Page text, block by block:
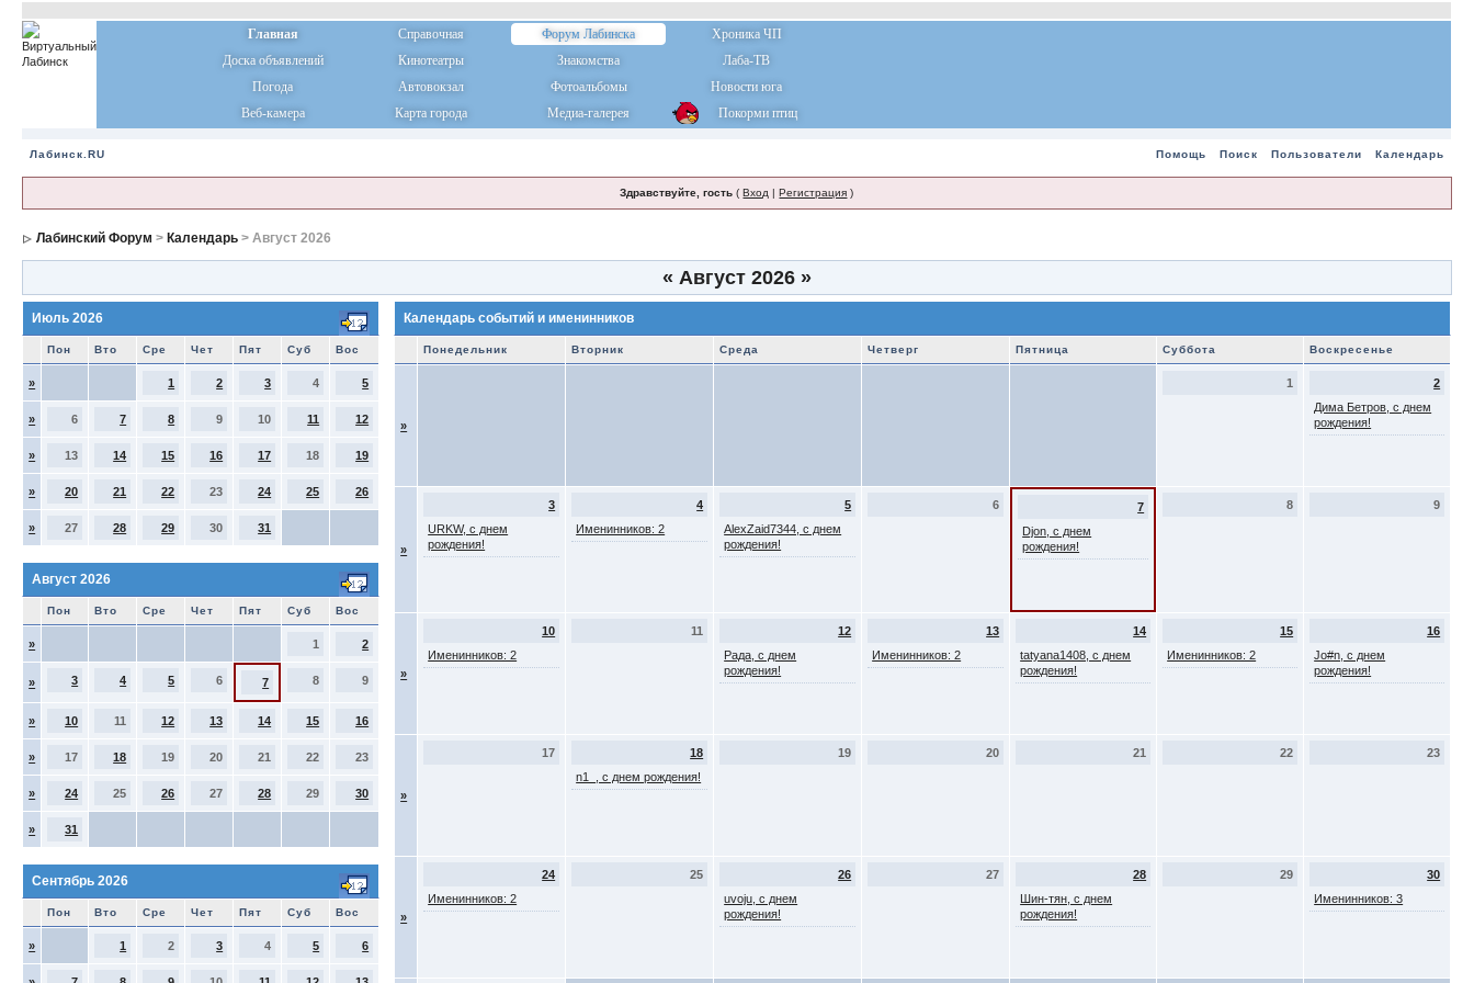
Главная Справочная Форум Лабинска
Хроника ЧП
Доска объявлений
Кинотеатры Знакомства
Лаба-ТВ
Погода
Автовокзал Фотоальбомы
Новости юга
Веб-камера
Карта города Медиа-галерея Покорми птиц
Лабинск.RU Помощь Поиск Пользователи Календарь
Здравствуйте, гость (Вход |Регистрация )
Лабинский Форум > Календарь > Август 2026
« Август 2026 »
Июль 2026
Пон Вто Сре Чет Пят Суб Вос
» 1 2 3 4 5
» 6 7 8 9 10 11 12
» 13 14 15 16 17 18 19
» 20 21 22 23 24 25 26
» 27 28 29 30 31
Август 2026
Пон Вто Сре Чет Пят Суб Вос
» 1 2
» 3 4 5 6 7 8 9
» 10 11 12 13 14 15 16
» 17 18 19 20 21 22 23
» 24 25 26 27 28 29 30
» 31
Сентябрь 2026
Пон Вто Сре Чет Пят Суб Вос
» 1 2 3 4 5 6
Календарь событий и именинников
Понедельник Вторник Среда Четверг Пятница Суббота Воскресенье
»
1
2
Дима Бетров, с днем
рождения!
»
3
URKW, с днем
рождения!
4
Именинников: 2
5
AlexZaid7344, с днем
рождения!
6
7
Djon, с днем
рождения!
8 9
»
10
Именинников: 2
11
12
Рада, с днем
рождения!
13
Именинников: 2
14
tatyana1408, с днем
рождения!
15
Именинников: 2
16
Jo#n, с днем
рождения!
»
17
18
n1_, с днем рождения!
19 20 21 22 23
»
24
Именинников: 2
25
26
uvoju, с днем
рождения!
27
28
Шин-тян, с днем
рождения!
29
30
Именинников: 3